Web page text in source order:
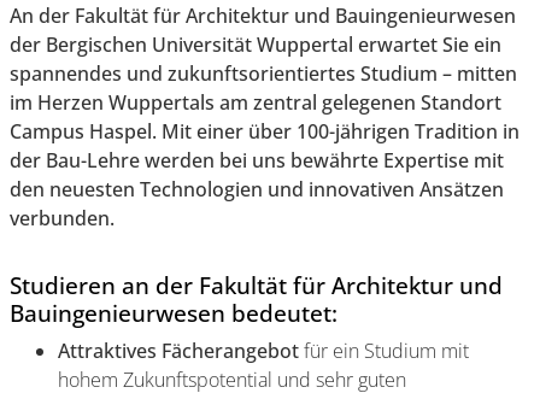
An der Fakultät für Architektur und Bauingenieurwesen
der Bergischen Universität Wuppertal erwartet Sie ein
spannendes und zukunftsorientiertes Studium – mitten
im Herzen Wuppertals am zentral gelegenen Standort
Campus Haspel. Mit einer über 100-jährigen Tradition in
der Bau-Lehre werden bei uns bewährte Expertise mit
den neuesten Technologien und innovativen Ansätzen
verbunden.
Studieren an der Fakultät für Architektur und
Bauingenieurwesen bedeutet:
Attraktives Fächerangebotfür ein Studium mit
hohem Zukunftspotential und sehr guten